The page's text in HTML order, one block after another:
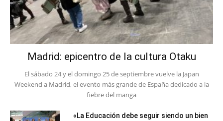
Madrid: epicentro de la cultura Otaku
El sábado 24 y el domingo 25 de septiembre vuelve la Japan
Weekend a Madrid, el evento más grande de España dedicado a la
fiebre del manga
«La Educación debe seguir siendo un bien